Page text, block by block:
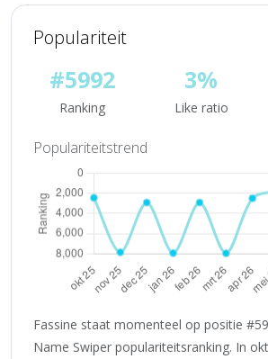
Populariteit
#5992
Ranking
3%
Like ratio
Populariteitstrend
Fassine staat momenteel op positie
Name Swiper populariteitsranking. In